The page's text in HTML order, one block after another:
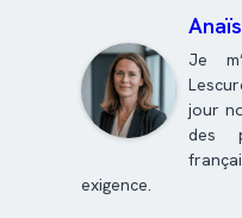
Je
jour
des
exigence.